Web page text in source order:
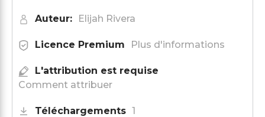
Auteur: Elijah Rivera
Licence Premium Plus d'informations
L'attribution est requise
Comment attribuer
Téléchargements 1